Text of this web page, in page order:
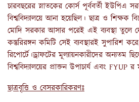
চারবছরের স্নাতকের কোর্স পূর্ববর্তী ইউপিএ
বিশ্ববিদ্যালয়ে আনা হয়েছিল। ছাত্র ও শিক্ষক
মোদি সরকার আসার পরেই এই ব্যবস্থা তুলে
কস্তুরিরঙ্গন কমিটি সেই ব্যবস্থারই সুপারিশ
রিপোর্টে।ড্রাফটের মূল্যায়নকারীদের অন্যতম
বিশ্ববিদ্যালয়ের প্রাক্তন উপাচার্য এবং FYUP
ছাত্রবৃত্তি ও বেসরকারিকরণঃ